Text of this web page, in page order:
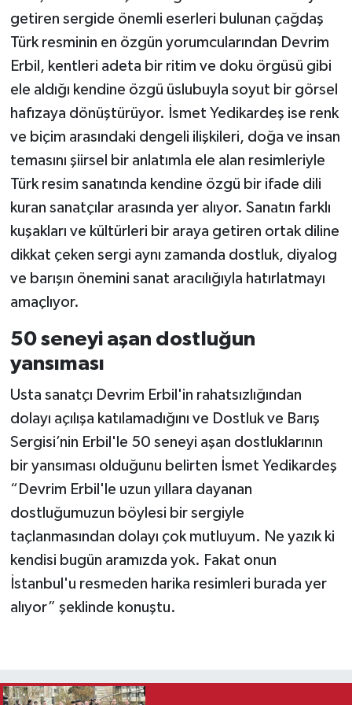
getiren sergide önemli eserleri bulunan çağdaş
Türk resminin en özgün yorumcularından Devrim
Erbil, kentleri adeta bir ritim ve doku örgüsü gibi
ele aldığı kendine özgü üslubuyla soyut bir görsel
hafızaya dönüştürüyor. İsmet Yedikardeş ise renk
ve biçim arasındaki dengeli ilişkileri, doğa ve insan
temasını şiirsel bir anlatımla ele alan resimleriyle
Türk resim sanatında kendine özgü bir ifade dili
kuran sanatçılar arasında yer alıyor. Sanatın farklı
kuşakları ve kültürleri bir araya getiren ortak diline
dikkat çeken sergi aynı zamanda dostluk, diyalog
ve barışın önemini sanat aracılığıyla hatırlatmayı
amaçlıyor.
50 seneyi aşan dostluğun
yansıması
Usta sanatçı Devrim Erbil'in rahatsızlığından
dolayı açılışa katılamadığını ve Dostluk ve Barış
Sergisi’nin Erbil'le 50 seneyi aşan dostluklarının
bir yansıması olduğunu belirten İsmet Yedikardeş
“Devrim Erbil'le uzun yıllara dayanan
dostluğumuzun böylesi bir sergiyle
taçlanmasından dolayı çok mutluyum. Ne yazık ki
kendisi bugün aramızda yok. Fakat onun
İstanbul'u resmeden harika resimleri burada yer
alıyor” şeklinde konuştu.